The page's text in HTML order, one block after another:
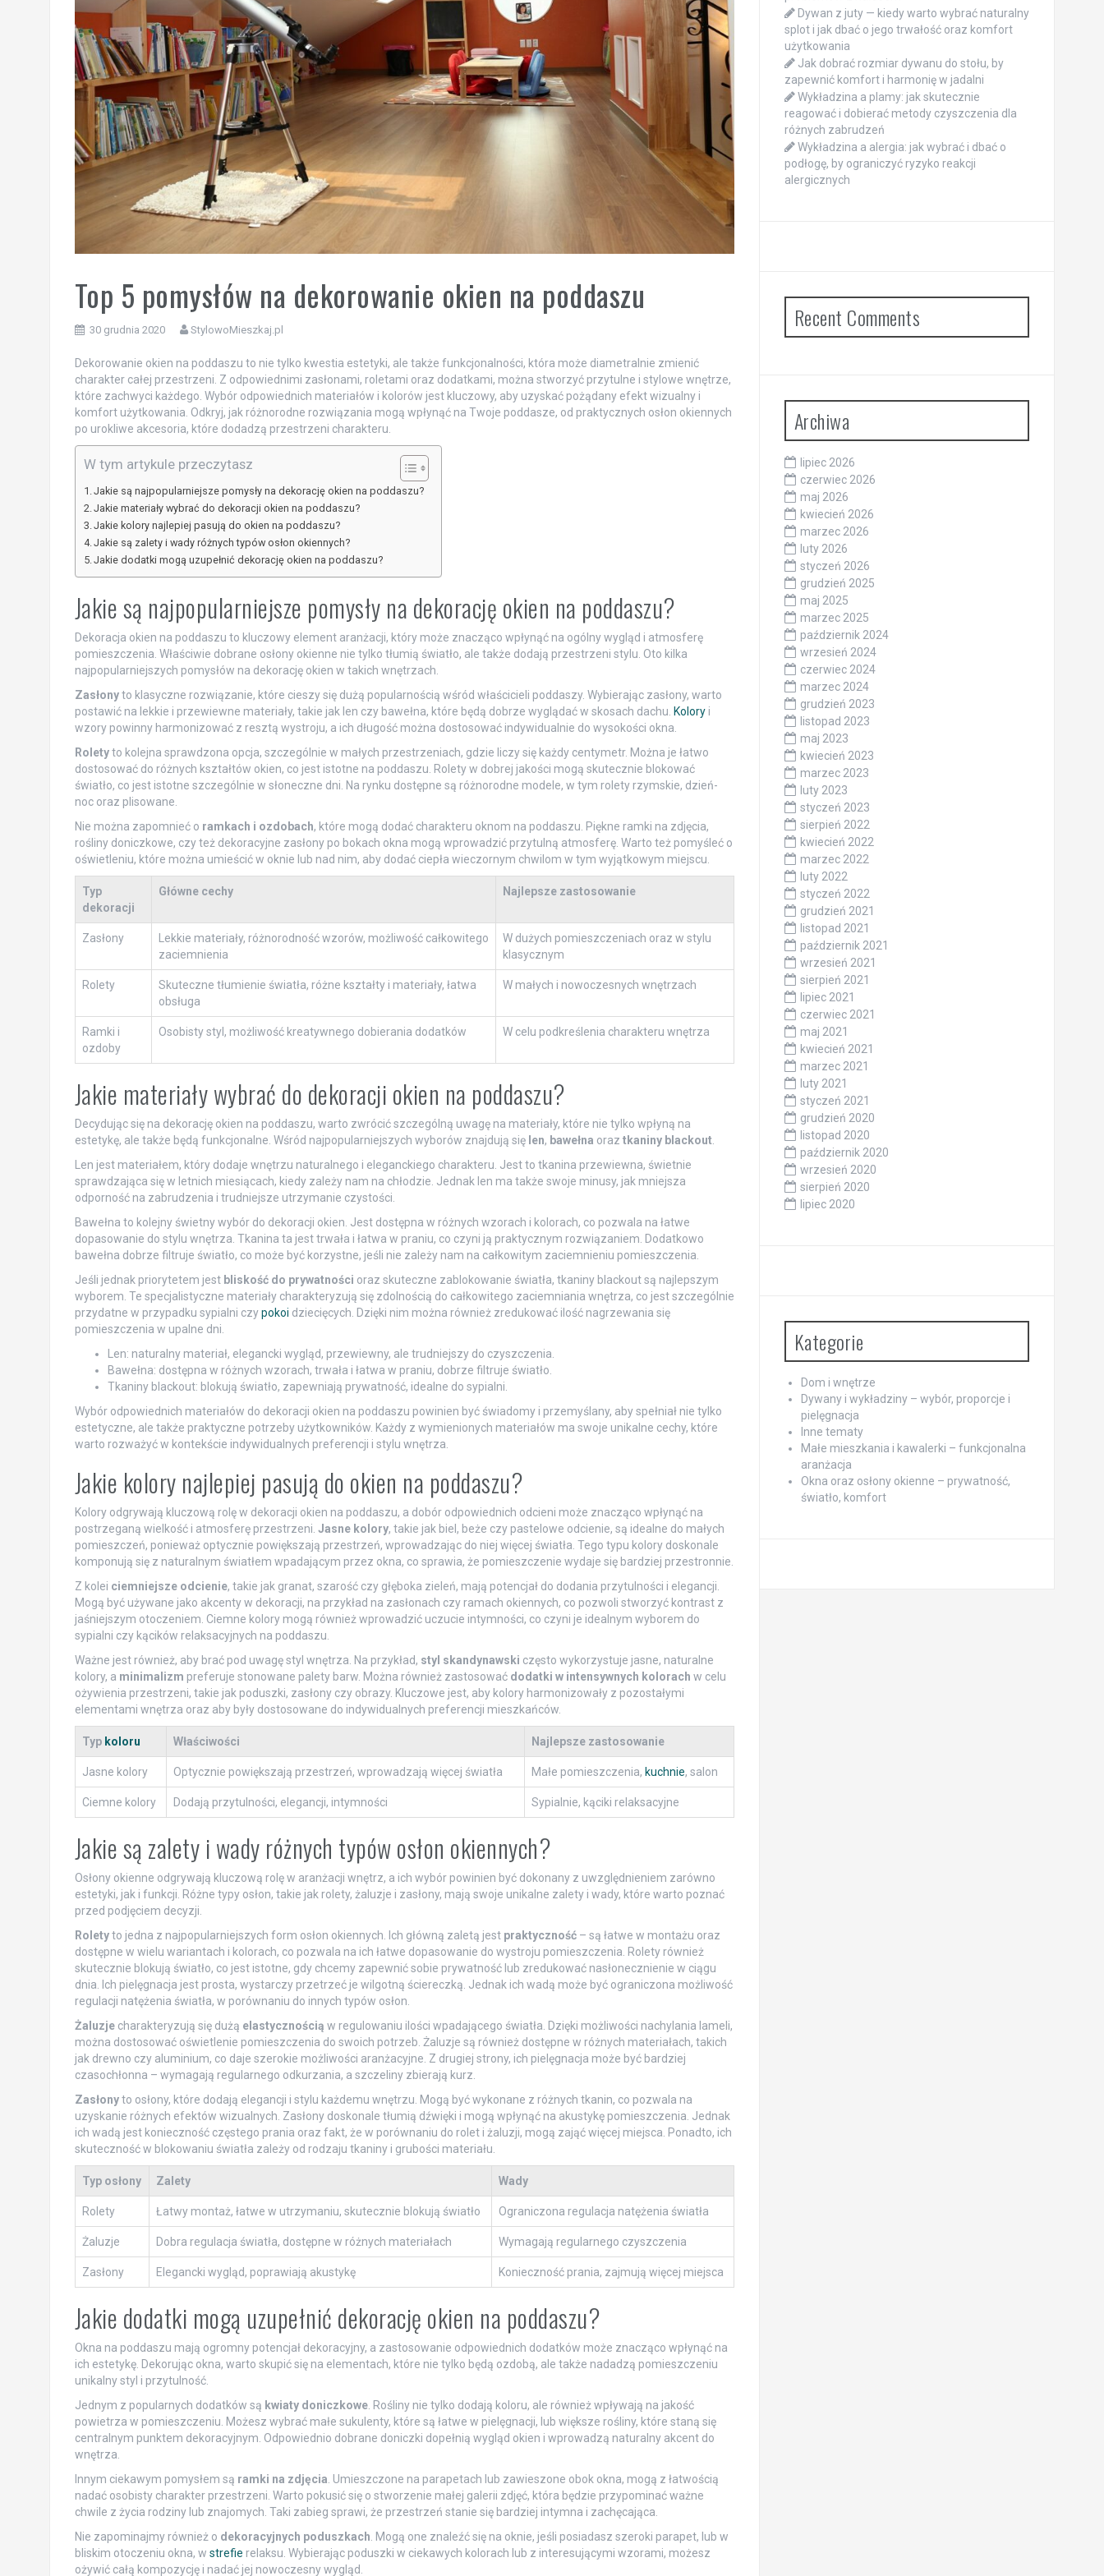
Top 5 pomysłów na dekorowanie okien na poddaszu
30 grudnia 2020 StylowoMieszkaj.pl
Dekorowanie okien na poddaszu to nie tylko kwestia estetyki, ale także funkcjonalności, która może diametralnie zmienić
charakter całej przestrzeni. Z odpowiednimi zasłonami, roletami oraz dodatkami, można stworzyć przytulne i stylowe wnętrze,
które zachwyci każdego. Wybór odpowiednich materiałów i kolorów jest kluczowy, aby uzyskać pożądany efekt wizualny i
komfort użytkowania. Odkryj, jak różnorodne rozwiązania mogą wpłynąć na Twoje poddasze, od praktycznych osłon okiennych
po urokliwe akcesoria, które dodadzą przestrzeni charakteru.
W tym artykule przeczytasz
Jakie są najpopularniejsze pomysły na dekorację okien na poddaszu?
Jakie materiały wybrać do dekoracji okien na poddaszu?
Jakie kolory najlepiej pasują do okien na poddaszu?
Jakie są zalety i wady różnych typów osłon okiennych?
Jakie dodatki mogą uzupełnić dekorację okien na poddaszu?
Jakie są najpopularniejsze pomysły na dekorację okien na poddaszu?
Dekoracja okien na poddaszu to kluczowy element aranżacji, który może znacząco wpłynąć na ogólny wygląd i atmosferę
pomieszczenia. Właściwie dobrane osłony okienne nie tylko tłumią światło, ale także dodają przestrzeni stylu. Oto kilka
najpopularniejszych pomysłów na dekorację okien w takich wnętrzach.
Zasłonyto klasyczne rozwiązanie, które cieszy się dużą popularnością wśród właścicieli poddaszy. Wybierając zasłony, warto
postawić na lekkie i przewiewne materiały, takie jak len czy bawełna, które będą dobrze wyglądać w skosach dachu. Koloryi
wzory powinny harmonizować z resztą wystroju, a ich długość można dostosować indywidualnie do wysokości okna.
Roletyto kolejna sprawdzona opcja, szczególnie w małych przestrzeniach, gdzie liczy się każdy centymetr. Można je łatwo
dostosować do różnych kształtów okien, co jest istotne na poddaszu. Rolety w dobrej jakości mogą skutecznie blokować
światło, co jest istotne szczególnie w słoneczne dni. Na rynku dostępne są różnorodne modele, w tym rolety rzymskie, dzień-
noc oraz plisowane.
Nie można zapomnieć o ramkach i ozdobach, które mogą dodać charakteru oknom na poddaszu. Piękne ramki na zdjęcia,
rośliny doniczkowe, czy też dekoracyjne zasłony po bokach okna mogą wprowadzić przytulną atmosferę. Warto też pomyśleć o
oświetleniu, które można umieścić w oknie lub nad nim, aby dodać ciepła wieczornym chwilom w tym wyjątkowym miejscu.
Typ
dekoracji
Główne cechy Najlepsze zastosowanie
Zasłony
Lekkie materiały, różnorodność wzorów, możliwość całkowitego
zaciemnienia
W dużych pomieszczeniach oraz w stylu
klasycznym
Rolety
Skuteczne tłumienie światła, różne kształty i materiały, łatwa
obsługa
W małych i nowoczesnych wnętrzach
Ramki i
ozdoby
Osobisty styl, możliwość kreatywnego dobierania dodatków W celu podkreślenia charakteru wnętrza
Jakie materiały wybrać do dekoracji okien na poddaszu?
Decydując się na dekorację okien na poddaszu, warto zwrócić szczególną uwagę na materiały, które nie tylko wpłyną na
estetykę, ale także będą funkcjonalne. Wśród najpopularniejszych wyborów znajdują się len, bawełna oraz tkaniny blackout.
Len jest materiałem, który dodaje wnętrzu naturalnego i eleganckiego charakteru. Jest to tkanina przewiewna, świetnie
sprawdzająca się w letnich miesiącach, kiedy zależy nam na chłodzie. Jednak len ma także swoje minusy, jak mniejsza
odporność na zabrudzenia i trudniejsze utrzymanie czystości.
Bawełna to kolejny świetny wybór do dekoracji okien. Jest dostępna w różnych wzorach i kolorach, co pozwala na łatwe
dopasowanie do stylu wnętrza. Tkanina ta jest trwała i łatwa w praniu, co czyni ją praktycznym rozwiązaniem. Dodatkowo
bawełna dobrze filtruje światło, co może być korzystne, jeśli nie zależy nam na całkowitym zaciemnieniu pomieszczenia.
Jeśli jednak priorytetem jest bliskość do prywatności oraz skuteczne zablokowanie światła, tkaniny blackout są najlepszym
wyborem. Te specjalistyczne materiały charakteryzują się zdolnością do całkowitego zaciemniania wnętrza, co jest szczególnie
przydatne w przypadku sypialni czypokoi dziecięcych. Dzięki nim można również zredukować ilość nagrzewania się
pomieszczenia w upalne dni.
Len: naturalny materiał, elegancki wygląd, przewiewny, ale trudniejszy do czyszczenia.
Bawełna: dostępna w różnych wzorach, trwała i łatwa w praniu, dobrze filtruje światło.
Tkaniny blackout: blokują światło, zapewniają prywatność, idealne do sypialni.
Wybór odpowiednich materiałów do dekoracji okien na poddaszu powinien być świadomy i przemyślany, aby spełniał nie tylko
estetyczne, ale także praktyczne potrzeby użytkowników. Każdy z wymienionych materiałów ma swoje unikalne cechy, które
warto rozważyć w kontekście indywidualnych preferencji i stylu wnętrza.
Jakie kolory najlepiej pasują do okien na poddaszu?
Kolory odgrywają kluczową rolę w dekoracji okien na poddaszu, a dobór odpowiednich odcieni może znacząco wpłynąć na
postrzeganą wielkość i atmosferę przestrzeni. Jasne kolory, takie jak biel, beże czy pastelowe odcienie, są idealne do małych
pomieszczeń, ponieważ optycznie powiększają przestrzeń, wprowadzając do niej więcej światła. Tego typu kolory doskonale
komponują się z naturalnym światłem wpadającym przez okna, co sprawia, że pomieszczenie wydaje się bardziej przestronnie.
Z kolei ciemniejsze odcienie, takie jak granat, szarość czy głęboka zieleń, mają potencjał do dodania przytulności i elegancji.
Mogą być używane jako akcenty w dekoracji, na przykład na zasłonach czy ramach okiennych, co pozwoli stworzyć kontrast z
jaśniejszym otoczeniem. Ciemne kolory mogą również wprowadzić uczucie intymności, co czyni je idealnym wyborem do
sypialni czy kącików relaksacyjnych na poddaszu.
Ważne jest również, aby brać pod uwagę styl wnętrza. Na przykład, styl skandynawski często wykorzystuje jasne, naturalne
kolory, a minimalizm preferuje stonowane palety barw. Można również zastosować dodatki w intensywnych kolorach w celu
ożywienia przestrzeni, takie jak poduszki, zasłony czy obrazy. Kluczowe jest, aby kolory harmonizowały z pozostałymi
elementami wnętrza oraz aby były dostosowane do indywidualnych preferencji mieszkańców.
Typ koloru Właściwości Najlepsze zastosowanie
Jasne kolory Optycznie powiększają przestrzeń, wprowadzają więcej światła Małe pomieszczenia, kuchnie, salon
Ciemne kolory Dodają przytulności, elegancji, intymności Sypialnie, kąciki relaksacyjne
Jakie są zalety i wady różnych typów osłon okiennych?
Osłony okienne odgrywają kluczową rolę w aranżacji wnętrz, a ich wybór powinien być dokonany z uwzględnieniem zarówno
estetyki, jak i funkcji. Różne typy osłon, takie jak rolety, żaluzje i zasłony, mają swoje unikalne zalety i wady, które warto poznać
przed podjęciem decyzji.
Roletyto jedna z najpopularniejszych form osłon okiennych. Ich główną zaletą jest praktyczność– są łatwe w montażu oraz
dostępne w wielu wariantach i kolorach, co pozwala na ich łatwe dopasowanie do wystroju pomieszczenia. Rolety również
skutecznie blokują światło, co jest istotne, gdy chcemy zapewnić sobie prywatność lub zredukować nasłonecznienie w ciągu
dnia. Ich pielęgnacja jest prosta, wystarczy przetrzeć je wilgotną ściereczką. Jednak ich wadą może być ograniczona możliwość
regulacji natężenia światła, w porównaniu do innych typów osłon.
Żaluzjecharakteryzują się dużą elastycznością w regulowaniu ilości wpadającego światła. Dzięki możliwości nachylania lameli,
można dostosować oświetlenie pomieszczenia do swoich potrzeb. Żaluzje są również dostępne w różnych materiałach, takich
jak drewno czy aluminium, co daje szerokie możliwości aranżacyjne. Z drugiej strony, ich pielęgnacja może być bardziej
czasochłonna – wymagają regularnego odkurzania, a szczeliny zbierają kurz.
Zasłonyto osłony, które dodają elegancji i stylu każdemu wnętrzu. Mogą być wykonane z różnych tkanin, co pozwala na
uzyskanie różnych efektów wizualnych. Zasłony doskonale tłumią dźwięki i mogą wpłynąć na akustykę pomieszczenia. Jednak
ich wadą jest konieczność częstego prania oraz fakt, że w porównaniu do rolet i żaluzji, mogą zająć więcej miejsca. Ponadto, ich
skuteczność w blokowaniu światła zależy od rodzaju tkaniny i grubości materiału.
Typ osłony Zalety Wady
Rolety Łatwy montaż, łatwe w utrzymaniu, skutecznie blokują światło Ograniczona regulacja natężenia światła
Żaluzje Dobra regulacja światła, dostępne w różnych materiałach Wymagają regularnego czyszczenia
Zasłony Elegancki wygląd, poprawiają akustykę Konieczność prania, zajmują więcej miejsca
Jakie dodatki mogą uzupełnić dekorację okien na poddaszu?
Okna na poddaszu mają ogromny potencjał dekoracyjny, a zastosowanie odpowiednich dodatków może znacząco wpłynąć na
ich estetykę. Dekorując okna, warto skupić się na elementach, które nie tylko będą ozdobą, ale także nadadzą pomieszczeniu
unikalny styl i przytulność.
Jednym z popularnych dodatków są kwiaty doniczkowe. Rośliny nie tylko dodają koloru, ale również wpływają na jakość
powietrza w pomieszczeniu. Możesz wybrać małe sukulenty, które są łatwe w pielęgnacji, lub większe rośliny, które staną się
centralnym punktem dekoracyjnym. Odpowiednio dobrane doniczki dopełnią wygląd okien i wprowadzą naturalny akcent do
wnętrza.
Innym ciekawym pomysłem są ramki na zdjęcia. Umieszczone na parapetach lub zawieszone obok okna, mogą z łatwością
nadać osobisty charakter przestrzeni. Warto pokusić się o stworzenie małej galerii zdjęć, która będzie przypominać ważne
chwile z życia rodziny lub znajomych. Taki zabieg sprawi, że przestrzeń stanie się bardziej intymna i zachęcająca.
Nie zapominajmy również o dekoracyjnych poduszkach. Mogą one znaleźć się na oknie, jeśli posiadasz szeroki parapet, lub w
bliskim otoczeniu okna, w strefie relaksu. Wybierając poduszki w ciekawych kolorach lub z interesującymi wzorami, możesz
ożywić całą kompozycję i nadać jej nowoczesny wygląd.
Dywan z juty — kiedy warto wybrać naturalny
splot i jak dbać o jego trwałość oraz komfort
użytkowania
Jak dobrać rozmiar dywanu do stołu, by
zapewnić komfort i harmonię w jadalni
Wykładzina a plamy: jak skutecznie
reagować i dobierać metody czyszczenia dla
różnych zabrudzeń
Wykładzina a alergia: jak wybrać i dbać o
podłogę, by ograniczyć ryzyko reakcji
alergicznych
Recent Comments
Archiwa
lipiec 2026
czerwiec 2026
maj 2026
kwiecień 2026
marzec 2026
luty 2026
styczeń 2026
grudzień 2025
maj 2025
marzec 2025
październik 2024
wrzesień 2024
czerwiec 2024
marzec 2024
grudzień 2023
listopad 2023
maj 2023
kwiecień 2023
marzec 2023
luty 2023
styczeń 2023
sierpień 2022
kwiecień 2022
marzec 2022
luty 2022
styczeń 2022
grudzień 2021
listopad 2021
październik 2021
wrzesień 2021
sierpień 2021
lipiec 2021
czerwiec 2021
maj 2021
kwiecień 2021
marzec 2021
luty 2021
styczeń 2021
grudzień 2020
listopad 2020
październik 2020
wrzesień 2020
sierpień 2020
lipiec 2020
Kategorie
Dom i wnętrze
Dywany i wykładziny – wybór, proporcje i
pielęgnacja
Inne tematy
Małe mieszkania i kawalerki – funkcjonalna
aranżacja
Okna oraz osłony okienne – prywatność,
światło, komfort